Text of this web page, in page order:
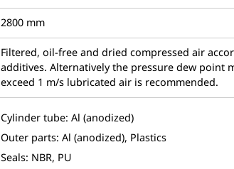
2800 mm
Filtered, oil-free and dried compressed air
additives. Alternatively the pressure dew point
exceed 1 m/s lubricated air is recommended.
Cylinder tube: Al (anodized)
Outer parts: Al (anodized), Plastics
Seals: NBR, PU